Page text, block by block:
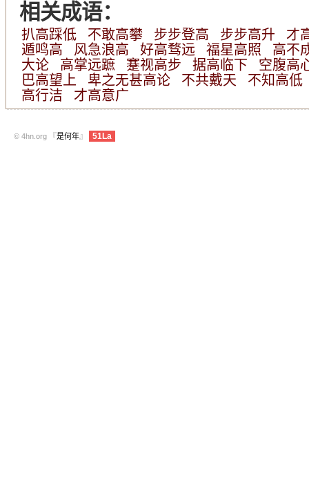
相关成语：
扒高踩低 不敢高攀 步步登高 步步高升
才
遁鸣高
风急浪高 好高骛远 福星高照
高不
大论
高掌远蹠 蹇视高步 据高临下
空腹高
巴高望上
卑之无甚高论 不共戴天
不知高低
高行洁
才高意广
© 4hn.org 『是何年』 51La